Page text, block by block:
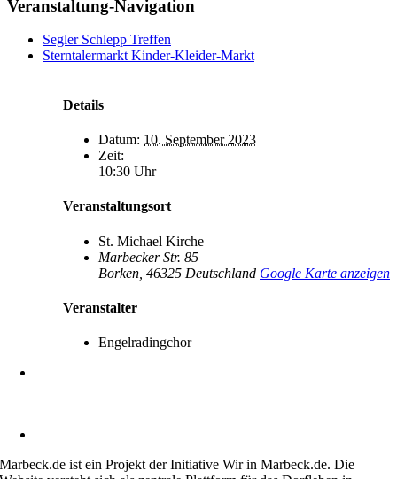
Veranstaltung-Navigation
Segler Schlepp Treffen
Sterntalermarkt Kinder-Kleider-Markt
Details
Datum: 10. September 2023
Zeit:
10:30 Uhr
Veranstaltungsort
St. Michael Kirche
Marbecker Str. 85
Borken 46325 Deutschland Google Karte anzeigen
Veranstalter
Engelradingchor
Marbeck.de ist ein Projekt der Initiative Wir in Marbeck.de. Die